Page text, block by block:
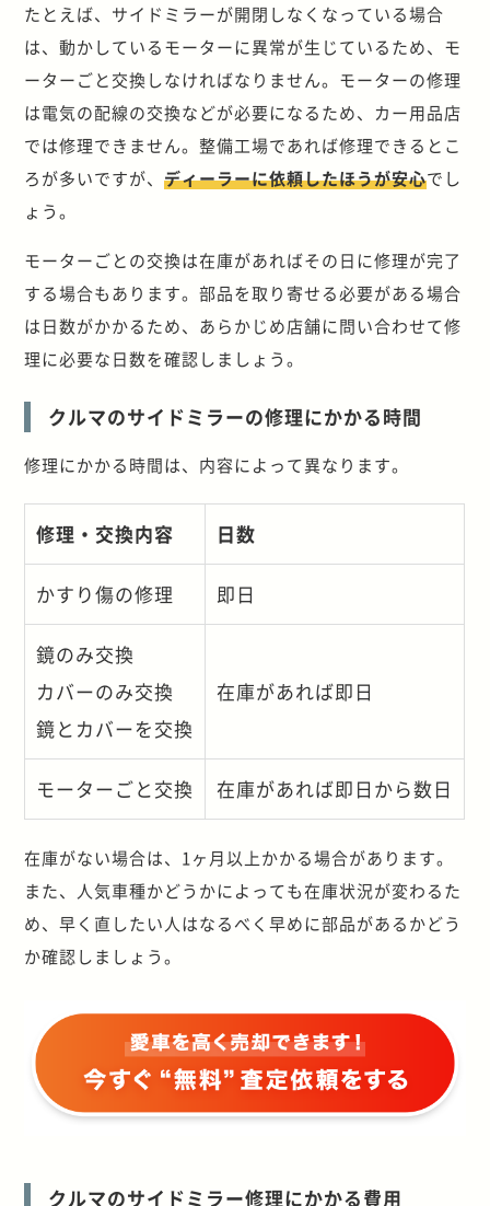
たとえば、サイドミラーが開閉しなくなっている場合
は、動かしているモーターに異常が生じているため、モ
ーターごと交換しなければなりません。モーターの修理
は電気の配線の交換などが必要になるため、カー用品店
では修理できません。整備工場であれば修理できるとこ
ろが多いですが、ディーラーに依頼したほうが安心でし
ょう。
モーターごとの交換は在庫があればその日に修理が完了
する場合もあります。部品を取り寄せる必要がある場合
は日数がかかるため、あらかじめ店舗に問い合わせて修
理に必要な日数を確認しましょう。
クルマのサイドミラーの修理にかかる時間
修理にかかる時間は、内容によって異なります。
修理・交換内容 日数
かすり傷の修理 即日
鏡のみ交換
カバーのみ交換
鏡とカバーを交換
在庫があれば即日
モーターごと交換 在庫があれば即日から数日
在庫がない場合は、1ヶ月以上かかる場合があります。
また、人気車種かどうかによっても在庫状況が変わるた
め、早く直したい人はなるべく早めに部品があるかどう
か確認しましょう。
クルマのサイドミラー修理にかかる費用